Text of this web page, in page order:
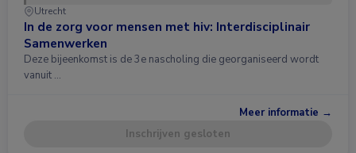
Utrecht
In de zorg voor mensen met hiv: Interdisciplinair
Samenwerken
Deze bijeenkomst is de 3e nascholing die georganiseerd wordt
vanuit …
Meer informatie →
Inschrijven gesloten